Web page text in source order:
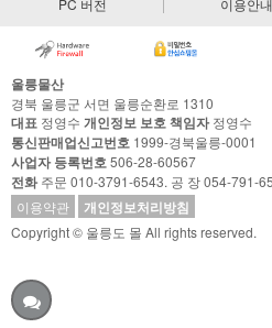
PC 버전 이용안내
울릉물산
경북 울릉군 서면 울릉순환로 1310
대표 정영수 개인정보 보호 책임자정영수
통신판매업신고번호 1999-경북울릉-0001
사업자 등록번호506-28-60567
전화주문 010-3791-6543. 공 장 054-791-
이용약관 개인정보처리방침
Copyright © 울릉도 몰 All rights reserved.